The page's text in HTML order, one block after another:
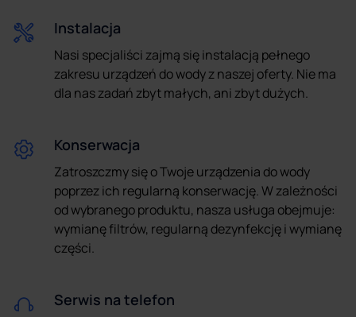
Instalacja
Nasi specjaliści zajmą się instalacją pełnego
zakresu urządzeń do wody z naszej oferty. Nie ma
dla nas zadań zbyt małych, ani zbyt dużych.
Konserwacja
Zatroszczmy się o Twoje urządzenia do wody
poprzez ich regularną konserwację. W zależności
od wybranego produktu, nasza usługa obejmuje:
wymianę filtrów, regularną dezynfekcję i wymianę
części.
Serwis na telefon